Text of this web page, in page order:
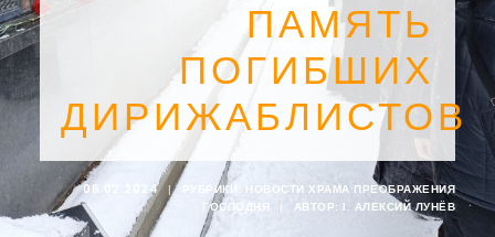
ПАМЯТЬ
ПОГИБШИХ
ДИРИЖАБЛИСТОВ
06.02.2024 | РУБРИКИ:
НОВОСТИ ХРАМА ПРЕОБРАЖЕНИЯ
ГОСПОДНЯ
| АВТОР: I. АЛЕКСИЙ ЛУНЁВ